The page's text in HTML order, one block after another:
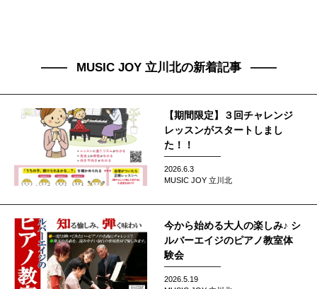
MUSIC JOY 立川北の新着記事
【期間限定】３回チャレンジ
レッスンがスタートしまし
た！！
2026.6.3
MUSIC JOY 立川北
今から始める大人の楽しみ♪ シ
ルバーエイジのピアノ教室体
験会
2026.5.19